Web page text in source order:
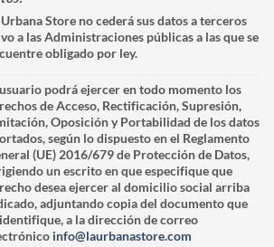
Urbana Store no cederá sus datos a terceros
a las Administraciones públicas a las que se
obligado por ley.
podrá ejercer en todo momento los
de Acceso, Rectificación, Supresión,
Oposición y Portabilidad de los datos
según lo dispuesto en el Reglamento
(UE) 2016/679 de Protección de Datos,
un escrito en que especifique que
desea ejercer al domicilio social arriba
adjuntando copia del documento que
a la dirección de correo
info@laurbanastore.com